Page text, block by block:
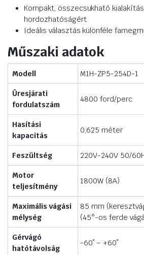
Kompakt, összecsukható
hordozhatóságért.
Ideális választás különféle
Műszaki adatok
Modell M1H-ZP5-254D-1
Üresjárati
fordulatszám
4800 ford/perc
Hasítási
kapacitás
0,625 méter
Feszültség 220V-240V 50/
Motor
teljesítmény
1800W (8A)
Maximális vágási
mélység
85 mm
(45°-os ferde
Gérvágó
hatótávolság
-60˚ – +60˚